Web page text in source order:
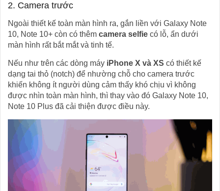
2. Camera trước
Ngoài thiết kế toàn màn hình ra, gắn liền với Galaxy Note
10, Note 10+ còn có thêm camera selfie có lỗ, ẩn dưới
màn hình rất bắt mắt và tinh tế.
Nếu như trên các dòng máy iPhone X và XS có thiết kế
dạng tai thỏ (notch) để nhường chỗ cho camera trước
khiến không ít người dùng cảm thấy khó chịu vì không
được nhìn toàn màn hình, thì thay vào đó Galaxy Note 10,
Note 10 Plus đã cải thiện được điều này.